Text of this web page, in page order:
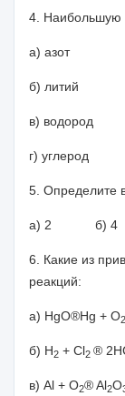
4. Наибольшую
а) азот
б) литий
в) водород
г) углерод
5. Определите
а) 2 б)
6. Какие из
реакций:
а) HgO®Hg + O2
б) H2 + Cl2 ®
в) Al + O2®Al2O